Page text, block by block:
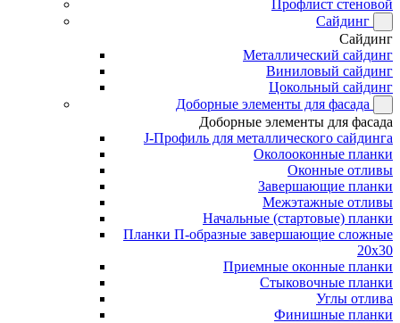
Профлист стеновой
Сайдинг
Сайдинг
Металлический сайдинг
Виниловый сайдинг
Цокольный сайдинг
Доборные элементы для фасада
Доборные элементы для фасада
J-Профиль для металлического сайдинга
Околооконные планки
Оконные отливы
Завершающие планки
Межэтажные отливы
Начальные (стартовые) планки
Планки П-образные завершающие сложные
20x30
Приемные оконные планки
Стыковочные планки
Углы отлива
Финишные планки